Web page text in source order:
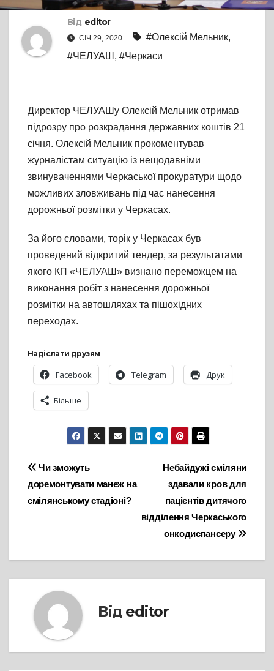
Від editor
СІЧ 29, 2020 #Олексій Мельник,
#ЧЕЛУАШ , #Черкаси
Директор ЧЕЛУАШу Олексій Мельник отримав
підрозру про розкрадання державних коштів 21
січня. Олексій Мельник прокоментував
журналістам ситуацію із нещодавніми
звинуваченнями Черкаської прокуратури щодо
можливих зловживань під час нанесення
дорожньої розмітки у Черкасах.
За його словами, торік у Черкасах був
проведений відкритий тендер, за результатами
якого КП «ЧЕЛУАШ» визнано переможцем на
виконання робіт з нанесення дорожньої
розмітки на автошляхах та пішохідних
переходах.
Надіслати друзям
Facebook Telegram Друк
Більше
Навігація
записів
Небайдужі сміляни
здавали кров для
пацієнтів дитячого
відділення Черкаського
онкодиспансеру
Чи зможуть
доремонтувати манеж на
смілянському стадіоні?
Від editor